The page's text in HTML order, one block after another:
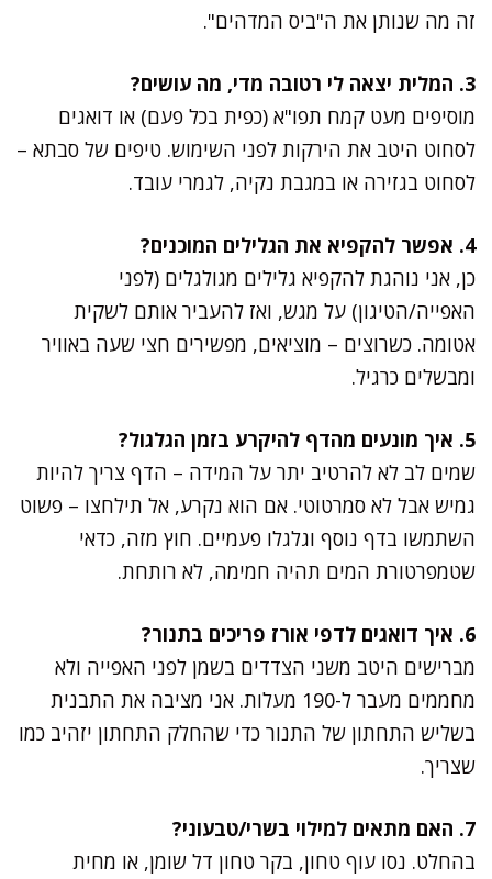
זה מה שנותן את ה"ביס המדהים".
3. המלית יצאה לי רטובה מדי, מה עושים?
מוסיפים מעט קמח תפו"א (כפית בכל פעם) או דואגים
לסחוט היטב את הירקות לפני השימוש. טיפים של סבתא –
לסחוט בגזירה או במגבת נקיה, לגמרי עובד.
4. אפשר להקפיא את הגלילים המוכנים?
כן, אני נוהגת להקפיא גלילים מגולגלים (לפני
האפייה/הטיגון) על מגש, ואז להעביר אותם לשקית
אטומה. כשרוצים – מוציאים, מפשירים חצי שעה באוויר
ומבשלים כרגיל.
5. איך מונעים מהדף להיקרע בזמן הגלגול?
שמים לב לא להרטיב יתר על המידה – הדף צריך להיות
גמיש אבל לא סמרטוטי. אם הוא נקרע, אל תילחצו – פשוט
השתמשו בדף נוסף וגלגלו פעמיים. חוץ מזה, כדאי
שטמפרטורת המים תהיה חמימה, לא רותחת.
6. איך דואגים לדפי אורז פריכים בתנור?
מברישים היטב משני הצדדים בשמן לפני האפייה ולא
מחממים מעבר ל-190 מעלות. אני מציבה את התבנית
בשליש התחתון של התנור כדי שהחלק התחתון יזהיב כמו
שצריך.
7. האם מתאים למילוי בשרי/טבעוני?
בהחלט. נסו עוף טחון, בקר טחון דל שומן, או מחית